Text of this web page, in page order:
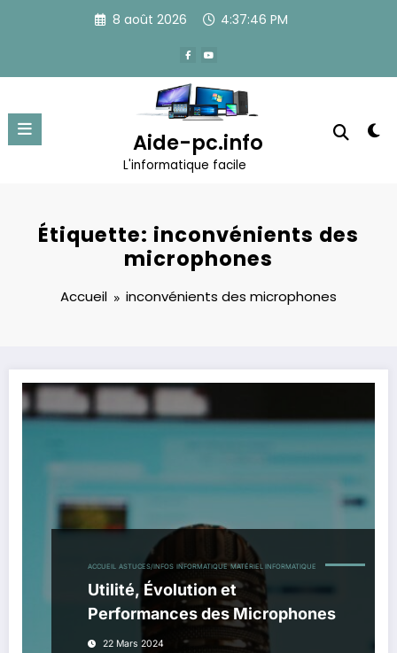
8 août 2026 4:37:46 PM
Aide-pc.info
L'informatique facile
Étiquette: inconvénients des
microphones
Accueil inconvénients des microphones
ACCUEIL ASTUCES/INFOS INFORMATIQUE MATÉRIEL INFORMATIQUE
Utilité, Évolution et
Performances des Microphones
22 Mars 2024